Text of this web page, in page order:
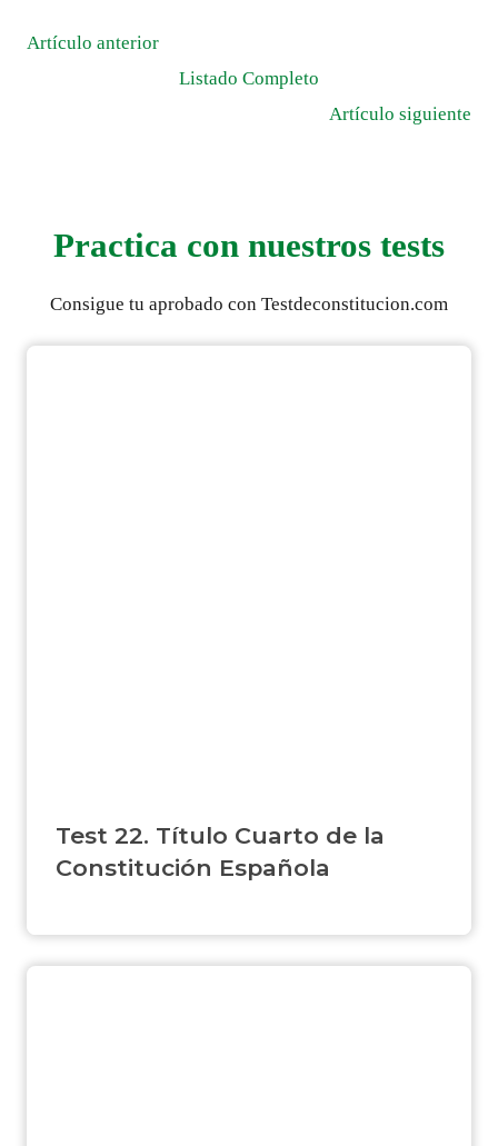
Artículo anterior
Listado Completo
Artículo siguiente
Practica con nuestros tests
Consigue tu aprobado con Testdeconstitucion.com
Test 22. Título Cuarto de la
Constitución Española